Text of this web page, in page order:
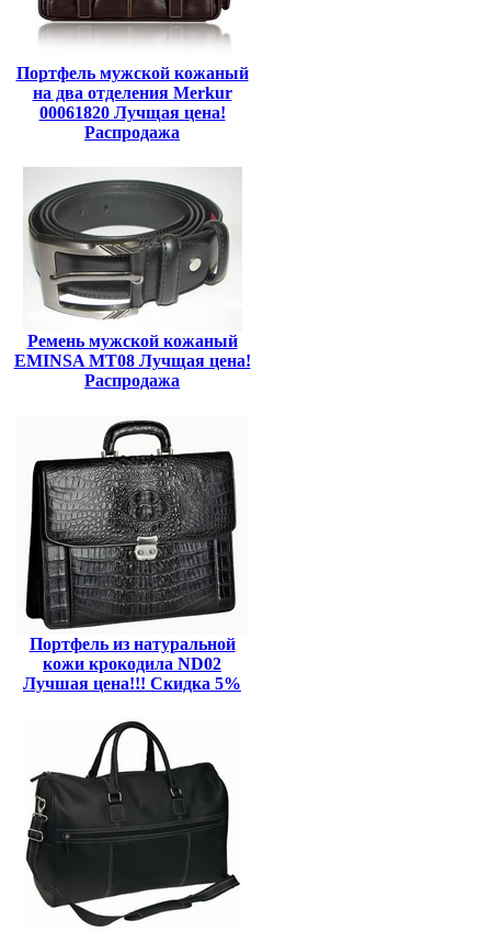
Портфель мужской кожаный
на два отделения Merkur
00061820 Лучщая цена!
Распродажа
Ремень мужской кожаный
EMINSA MT08 Лучщая цена!
Распродажа
Портфель из натуральной
кожи крокодила ND02
Лучшая цена!!! Скидка 5%